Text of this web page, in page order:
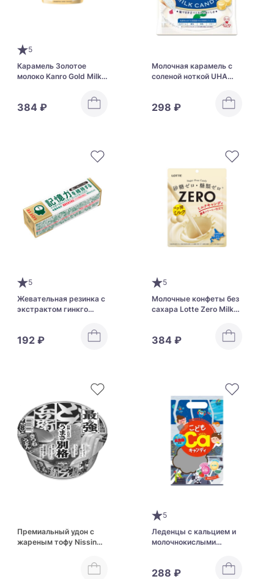
5
Карамель Золотое
молоко Kanro Gold Milk
384 ₽
Молочная карамель с
соленой ноткой UHA
298 ₽
5
Жевательная резинка с
экстрактом гинкго
поддержания памяти
Lotte Chewing Gum To
192 ₽
5
Молочные конфеты без
сахара Lotte Zero Milk
384 ₽
Премиальный удон с
жареным тофу Nissin
5
Леденцы с кальцием и
молочнокислыми
йогурта Unimat Riken
Child Calcium Candy
288 ₽